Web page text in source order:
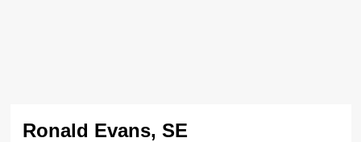
Ronald Evans, SE